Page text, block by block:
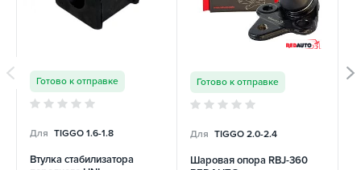
Готово к отправке
Для TIGGO 1.6-1.8
Втулка стабилизатора
Готово к отправке
Для TIGGO 2.0-2.4
Шаровая опора RBJ-360